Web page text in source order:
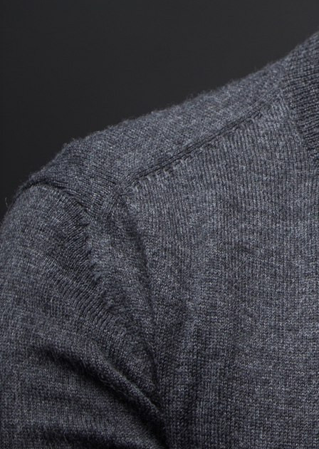
- Первая. Если говорить о "Мёртвых душах", то мы
были в лонг-листе. Это расширенный список самых
заметных премьер в музыкальном театре за
прошедший сезон. Конечно, не номинация, но тоже
очень важный этап.
В сопутствующих "Золотой маске" программах
происходит много интересного, и, если есть
возможность, привозят что-то в Москву. Мы же
повезём в столицу сто пятьдесят человек плюс фура
декораций, двести костюмов, сто музыкальных
инструментов.
- Сцена Театра имени Моссовета, наверное,
огромная?
- Сцена не больше нашей, правда, не столь удобная,
как у нас. Главная проблема, с которой мы
столкнулись,- отсутствие глубины задника для
проекции, но всё решили с помощью светодиодного
экрана: дорого, но качественно. Зато в этом театре
прекрасная оркестровая яма, куда входит весь наш
оркестр, зал на 1 200 мест. Кстати, почти все билеты